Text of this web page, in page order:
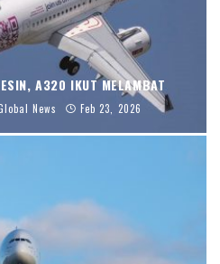
A320 IKUT MELAMBAT
News Feb 23, 2026